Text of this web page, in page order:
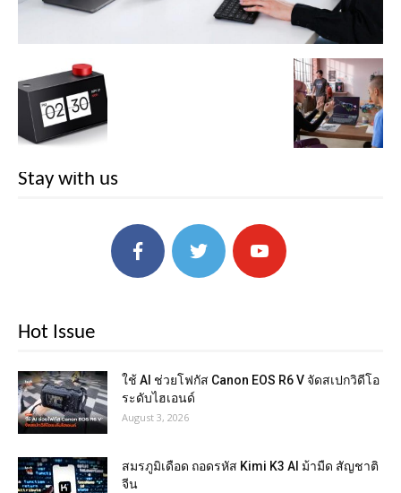
Stay with us
Hot Issue
ใช้ AI ช่วยโฟกัส Canon EOS R6 V จัดสเปกวิดีโอ
ระดับไฮเอนด์
August 3, 2026
สมรภูมิเดือด ถอดรหัส Kimi K3 AI ม้ามืด สัญชาติ
จีน